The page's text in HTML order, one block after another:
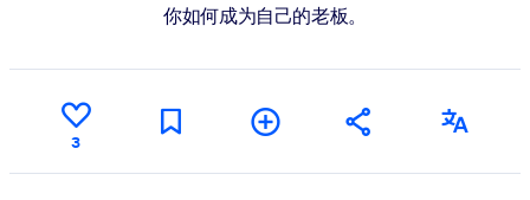
你如何成为自己的老板。
3